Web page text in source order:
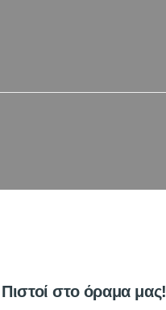
Πιστοί στο όραμα μας!